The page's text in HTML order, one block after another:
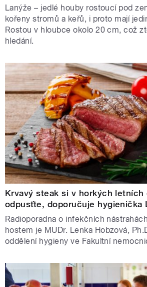
Lanýže – jedlé houby rostoucí pod
kořeny stromů a keřů, i proto mají
Rostou v hloubce okolo 20 cm, což
hledání.
Krvavý steak si v horkých letních
odpusťte, doporučuje hygienička
Radioporadna o infekčních
hostem je MUDr. Lenka Hobzová,
oddělení hygieny ve Fakultní